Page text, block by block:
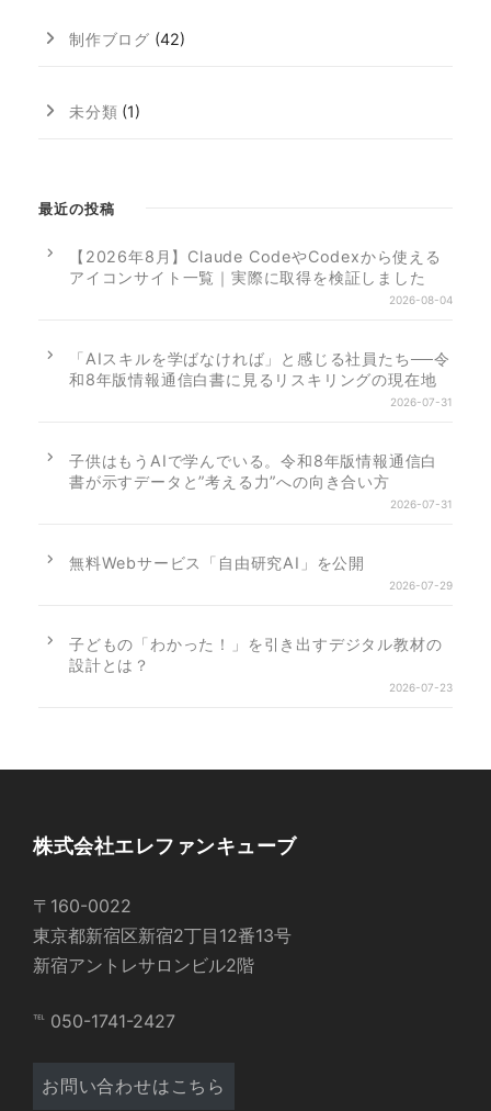
制作ブログ (42)
未分類 (1)
最近の投稿
【2026年8月】Claude CodeやCodexから使える
アイコンサイト一覧｜実際に取得を検証しました
2026-08-04
「AIスキルを学ばなければ」と感じる社員たち──令
和8年版情報通信白書に見るリスキリングの現在地
2026-07-31
子供はもうAIで学んでいる。令和8年版情報通信白
書が示すデータと”考える力”への向き合い方
2026-07-31
無料Webサービス「自由研究AI」を公開
2026-07-29
子どもの「わかった！」を引き出すデジタル教材の
設計とは？
2026-07-23
株式会社エレファンキューブ
〒160-0022
東京都新宿区新宿2丁目12番13号
新宿アントレサロンビル2階
℡ 050-1741-2427
お問い合わせはこちら